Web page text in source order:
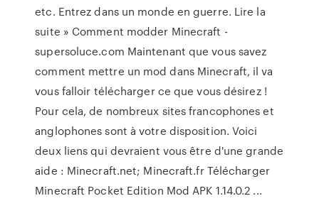
etc. Entrez dans un monde en guerre. Lire la
suite » Comment modder Minecraft -
supersoluce.com Maintenant que vous savez
comment mettre un mod dans Minecraft, il va
vous falloir télécharger ce que vous désirez !
Pour cela, de nombreux sites francophones et
anglophones sont à votre disposition. Voici
deux liens qui devraient vous être d'une grande
aide : Minecraft.net; Minecraft.fr Télécharger
Minecraft Pocket Edition Mod APK 1.14.0.2 ...